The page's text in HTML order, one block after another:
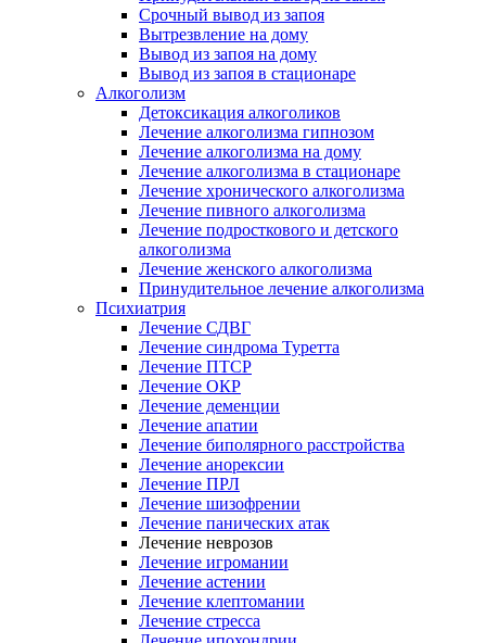
Срочный вывод из запоя
Вытрезвление на дому
Вывод из запоя на дому
Вывод из запоя в стационаре
Алкоголизм
Детоксикация алкоголиков
Лечение алкоголизма гипнозом
Лечение алкоголизма на дому
Лечение алкоголизма в стационаре
Лечение хронического алкоголизма
Лечение пивного алкоголизма
Лечение подросткового и детского
алкоголизма
Лечение женского алкоголизма
Принудительное лечение алкоголизма
Психиатрия
Лечение СДВГ
Лечение синдрома Туретта
Лечение ПТСР
Лечение ОКР
Лечение деменции
Лечение апатии
Лечение биполярного расстройства
Лечение анорексии
Лечение ПРЛ
Лечение шизофрении
Лечение панических атак
Лечение неврозов
Лечение игромании
Лечение астении
Лечение клептомании
Лечение стресса